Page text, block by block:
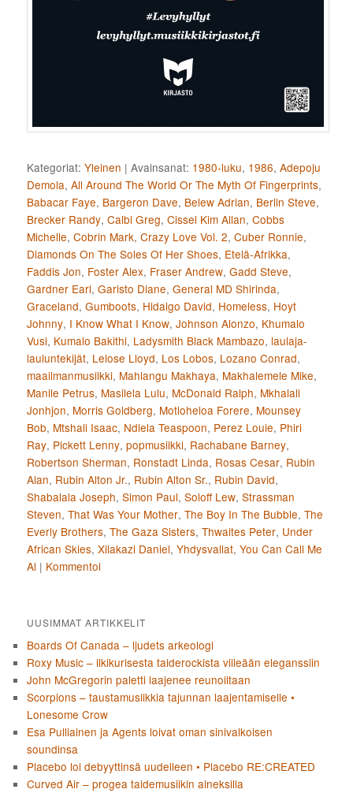
Kategoriat: Yleinen |Avainsanat: 1980-luku, 1986,Adepoju
Demola,All Around The World Or The Myth Of Fingerprints,
Babacar Faye, Bargeron Dave, Belew Adrian, Berlin Steve,
Brecker Randy,Calbi Greg,Cissel Kim Allan,Cobbs
Michelle,Cobrin Mark,Crazy Love Vol. 2,Cuber Ronnie,
Diamonds On The Soles Of Her Shoes, Etelä-Afrikka,
Faddis Jon, Foster Alex, Fraser Andrew,Gadd Steve,
Gardner Earl,Garisto Diane,General MD Shirinda,
Graceland,Gumboots, Hidalgo David, Homeless, Hoyt
Johnny, I Know What I Know,Johnson Alonzo, Khumalo
Vusi, Kumalo Bakithi, Ladysmith Black Mambazo, laulaja-
lauluntekijät, Lelose Lloyd, Los Lobos, Lozano Conrad,
maailmanmusiikki, Mahlangu Makhaya, Makhalemele Mike,
Manile Petrus, Masilela Lulu, McDonald Ralph, Mkhalali
Jonhjon, Morris Goldberg, Motloheloa Forere, Mounsey
Bob, Mtshali Isaac, Ndlela Teaspoon, Perez Louie, Phiri
Ray, Pickett Lenny,popmusiikki, Rachabane Barney,
Robertson Sherman, Ronstadt Linda, Rosas Cesar, Rubin
Alan, Rubin Alton Jr., Rubin Alton Sr., Rubin David,
Shabalala Joseph,Simon Paul,Soloff Lew,Strassman
Steven,That Was Your Mother,The Boy In The Bubble,The
Everly Brothers,The Gaza Sisters,Thwaites Peter, Under
African Skies,Xilakazi Daniel,Yhdysvallat,You Can Call Me
Al | Kommentoi
UUSIMMAT ARTIKKELIT
Boards Of Canada – ljudets arkeologi
Roxy Music – ilkikurisesta taiderockista viileään eleganssiin
John McGregorin paletti laajenee reunoiltaan
Scorpions – taustamusiikkia tajunnan laajentamiselle •
Lonesome Crow
Esa Pulliainen ja Agents loivat oman sinivalkoisen
soundinsa
Placebo loi debyyttinsä uudelleen • Placebo RE:CREATED
Curved Air – progea taidemusiikin aineksilla